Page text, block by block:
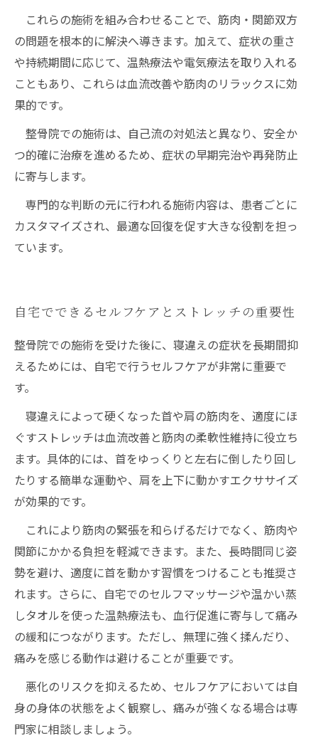
これらの施術を組み合わせることで、筋肉・関節双方
の問題を根本的に解決へ導きます。加えて、症状の重さ
や持続期間に応じて、温熱療法や電気療法を取り入れる
こともあり、これらは血流改善や筋肉のリラックスに効
果的です。
整骨院での施術は、自己流の対処法と異なり、安全か
つ的確に治療を進めるため、症状の早期完治や再発防止
に寄与します。
専門的な判断の元に行われる施術内容は、患者ごとに
カスタマイズされ、最適な回復を促す大きな役割を担っ
ています。
自宅でできるセルフケアとストレッチの重要性
整骨院での施術を受けた後に、寝違えの症状を長期間抑
えるためには、自宅で行うセルフケアが非常に重要で
す。
寝違えによって硬くなった首や肩の筋肉を、適度にほ
ぐすストレッチは血流改善と筋肉の柔軟性維持に役立ち
ます。具体的には、首をゆっくりと左右に倒したり回し
たりする簡単な運動や、肩を上下に動かすエクササイズ
が効果的です。
これにより筋肉の緊張を和らげるだけでなく、筋肉や
関節にかかる負担を軽減できます。また、長時間同じ姿
勢を避け、適度に首を動かす習慣をつけることも推奨さ
れます。さらに、自宅でのセルフマッサージや温かい蒸
しタオルを使った温熱療法も、血行促進に寄与して痛み
の緩和につながります。ただし、無理に強く揉んだり、
痛みを感じる動作は避けることが重要です。
悪化のリスクを抑えるため、セルフケアにおいては自
身の身体の状態をよく観察し、痛みが強くなる場合は専
門家に相談しましょう。